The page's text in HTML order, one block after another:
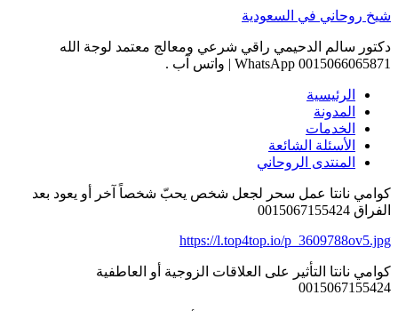
Skip
content
شيخ روحاني في السعودية
دكتور سالم الدحيمي راقي شرعي ومعالج معتمد لوجة الله
0015066065871 WhatsApp | واتس آب .
الرئيسية
المدونة
الخدمات
الأسئلة الشائعة
المنتدى الروحاني
كوامي نانتا عمل سحر لجعل شخص يحبّ شخصاً آخر أو يعود بعد
الفراق 0015067155424
https://l.top4top.io/p_3609788ov5.jpg
كوامي نانتا التأثير على العلاقات الزوجية أو العاطفية
0015067155424